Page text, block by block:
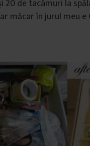
de tacâmuri la
măcar în jurul meu